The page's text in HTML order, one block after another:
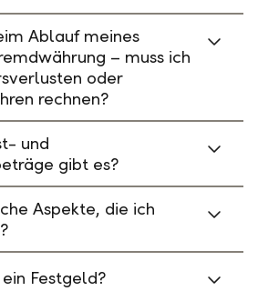
Ablauf meines
– muss ich
oder
rechnen?
und
gibt es?
Aspekte, die ich
Festgeld?